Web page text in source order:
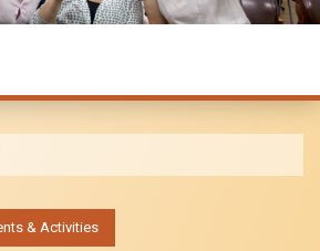
& Activities